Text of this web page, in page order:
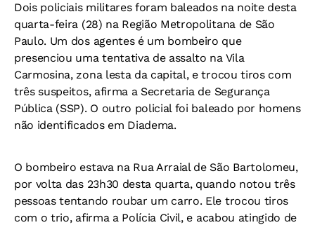
Dois policiais militares foram baleados na noite desta
quarta-feira (28) na Região Metropolitana de São
Paulo. Um dos agentes é um bombeiro que
presenciou uma tentativa de assalto na Vila
Carmosina, zona lesta da capital, e trocou tiros com
três suspeitos, afirma a Secretaria de Segurança
Pública (SSP). O outro policial foi baleado por homens
não identificados em Diadema.
O bombeiro estava na Rua Arraial de São Bartolomeu,
por volta das 23h30 desta quarta, quando notou três
pessoas tentando roubar um carro. Ele trocou tiros
com o trio, afirma a Polícia Civil, e acabou atingido de